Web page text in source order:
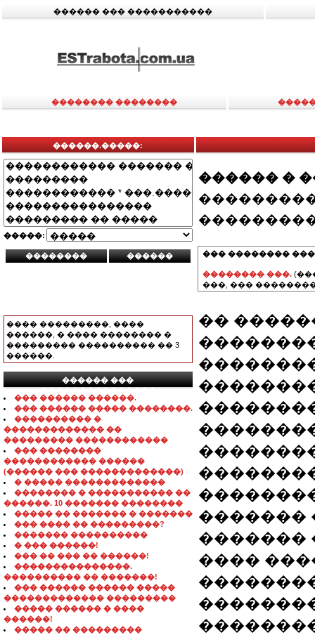
������ ��� �����������
�������� ��������
������.�����:
�����:
���� ���������, ����
������, � ���� �������� �
��������� ���������� �� 3
������.
������ ���
���������������
��� ������ ������.
��� ������ ����� ��������.
���������� �
������������� ��
��������� ������������
��� ��������
������������ ������
(������ ��� �������������)
� ����� �������������
�������� � ����������� ��
������. 10 ������� ��������
����� �� ������� � �������
��� ���� �� ���������?
������� ����������
� ��� ������!
��� �� ��� �� ������!
���������������.
���������� �� �������!
��� ������ ������ �����
������������� ���������
����� ������ � ����
������!
����� �� ���������
������ �
��� ��������
�������� ���.
���, ���
��
�������
�������
����